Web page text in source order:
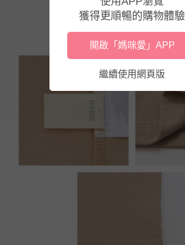
獲得更順暢的購物體驗
開啟「媽咪愛」APP
繼續使用網頁版